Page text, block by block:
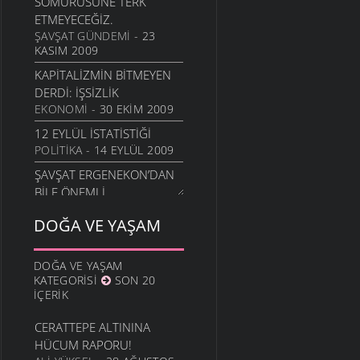
ETMEYECEĞIZ.
ŞAVŞAT GÜNDEMI - 23
KASIM 2009
KAPITALIZMIN BITMEYEN
DERDI: İŞSIZLIK
EKONOMI - 30 EKIM 2009
12 EYLÜL İSTATISTIĞI
POLITIKA- 14 EYLÜL 2009
ŞAVŞAT ERGENEKON’DAN
BILE ÖNEMLI
TEMMUZ 2009
BES’DEN 23 NISAN
”ÇOCUKLARIMIZ VE
ŞIDDET” RAPORU
YAŞAM
İNSAN EVRIMININ GENETIK
TARIHI AYDINLANIYOR
DOĞA VE YAŞAM
DOĞA VE YAŞAM
KATEGORISI
SON 20
İÇERIK
CERATTEPE ALTININA
HÜCUM RAPORU!